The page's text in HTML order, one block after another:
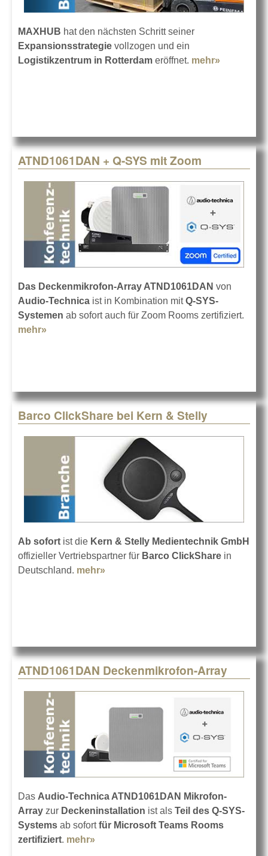
MAXHUB hat den nächsten Schritt seiner
Expansionsstrategie vollzogen und ein
Logistikzentrum in Rotterdam eröffnet. mehr»
ATND1061DAN + Q-SYS mit Zoom
Das Deckenmikrofon-Array ATND1061DAN von
Audio-Technica ist in Kombination mitQ-SYS-
Systemen ab sofort auch für Zoom Rooms zertifiziert.
mehr»
Barco ClickShare bei Kern & Stelly
Ab sofort ist die Kern & Stelly Medientechnik GmbH
offizieller Vertriebspartner für Barco ClickShare in
Deutschland. mehr»
ATND1061DAN Deckenmikrofon-Array
Das Audio-Technica ATND1061DAN Mikrofon-
Array zur Deckeninstallation ist als Teil des Q-SYS-
Systems ab sofortfür Microsoft Teams Rooms
zertifiziert. mehr»